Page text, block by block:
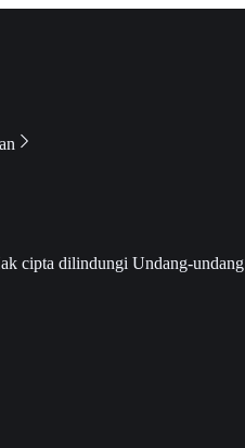
cipta dilindungi Undang-undang